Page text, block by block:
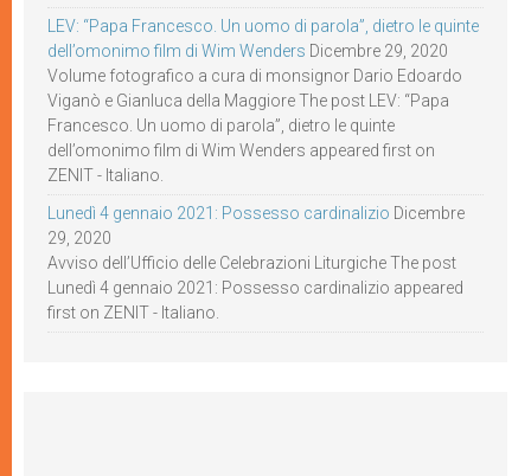
LEV: “Papa Francesco. Un uomo di parola”, dietro le quinte
dell’omonimo film di Wim Wenders Dicembre 29, 2020
Volume fotografico a cura di monsignor Dario Edoardo
Viganò e Gianluca della Maggiore The post LEV: “Papa
Francesco. Un uomo di parola”, dietro le quinte
dell’omonimo film di Wim Wenders appeared first on
ZENIT - Italiano.
Lunedì 4 gennaio 2021: Possesso cardinalizio Dicembre
29, 2020
Avviso dell’Ufficio delle Celebrazioni Liturgiche The post
Lunedì 4 gennaio 2021: Possesso cardinalizio appeared
first on ZENIT - Italiano.